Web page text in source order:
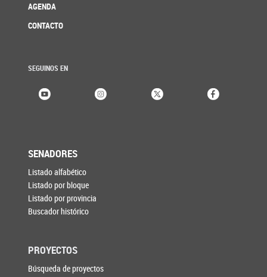
AGENDA
CONTACTO
SEGUINOS EN
SENADORES
Listado alfabético
Listado por bloque
Listado por provincia
Buscador histórico
PROYECTOS
Búsqueda de proyectos